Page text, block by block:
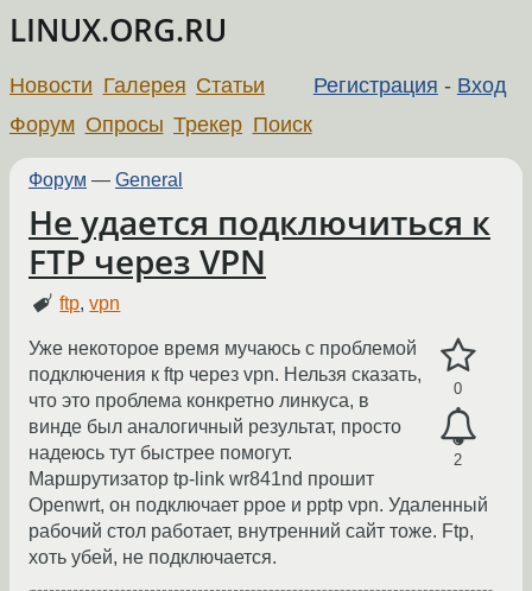
LINUX.ORG.RU
Регистрация - Вход
Новости Галерея Статьи
Форум Опросы Трекер Поиск
Форум — General
Не удается подключиться к
FTP через VPN
ftp,vpn
0
2
Уже некоторое время мучаюсь с проблемой
подключения к ftp через vpn. Нельзя сказать,
что это проблема конкретно линкуса, в
винде был аналогичный результат, просто
надеюсь тут быстрее помогут.
Маршрутизатор tp-link wr841nd прошит
Openwrt, он подключает ppoe и pptp vpn. Удаленный
рабочий стол работает, внутренний сайт тоже. Ftp,
хоть убей, не подключается.